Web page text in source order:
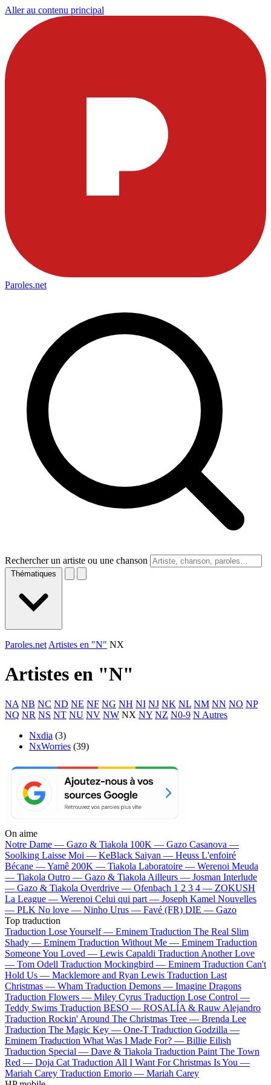
Aller au contenu principal
Paroles.net
Rechercher un artiste ou une chanson
Thématiques
Paroles.net Artistes en "N" NX
Artistes en "N"
NA NB NC ND NE NF NG NH NI NJ NK NL NM NN NO NP
NQ NR NS NT NU NV NW NX NY NZ N0-9 N Autres
Nxdia (3)
NxWorries (39)
On aime
Notre Dame — Gazo & Tiakola 100K — Gazo Casanova —
Soolking Laisse Moi — KeBlack Saiyan — Heuss L'enfoiré
Bécane —Yamê 200K — Tiakola Laboratoire — Werenoi Meuda
— Tiakola Outro — Gazo & Tiakola Ailleurs — Josman Interlude
— Gazo & Tiakola Overdrive — Ofenbach 1 2 3 4 — ZOKUSH
La League — Werenoi Celui qui part — Joseph Kamel Nouvelles
— PLK No love — Ninho Urus — Favé (FR) DIE — Gazo
Top traduction
Traduction Lose Yourself — Eminem Traduction The Real Slim
Shady — Eminem Traduction Without Me — Eminem Traduction
Someone You Loved — Lewis Capaldi Traduction Another Love
— Tom Odell Traduction Mockingbird — Eminem Traduction Can't
Hold Us — Macklemore and Ryan Lewis Traduction Last
Christmas — Wham Traduction Demons — Imagine Dragons
Traduction Flowers — Miley Cyrus Traduction Lose Control —
Teddy Swims Traduction BESO — ROSALÍA & Rauw Alejandro
Traduction Rockin' Around The Christmas Tree — Brenda Lee
Traduction The Magic Key — One-T Traduction Godzilla —
Eminem Traduction What Was I Made For? — Billie Eilish
Traduction Special — Dave & Tiakola Traduction Paint The Town
Red — Doja Cat Traduction All I Want For Christmas Is You —
Mariah Carey Traduction Emorio — Mariah Carey